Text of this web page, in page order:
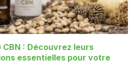
CBN : Découvrez leurs
essentielles pour votre